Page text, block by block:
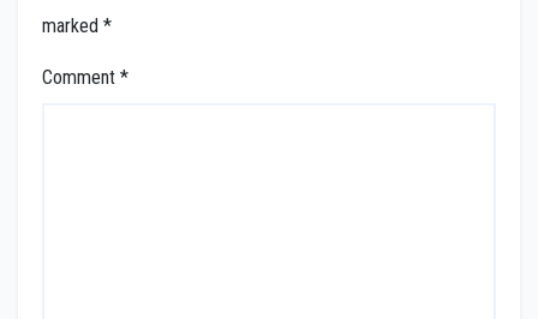
marked *
Comment *